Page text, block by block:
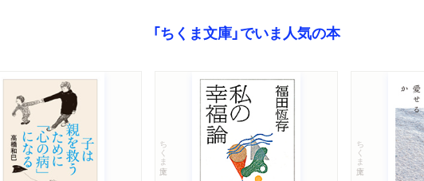
「ちくま文庫」でいま人気の本
ちくま文庫 ちくま文庫